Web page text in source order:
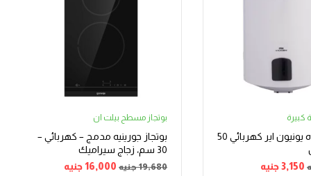
كبيرة
سخان مياه يونيون اير كهربائي 50
3,150جنيه
بوتجاز مسطح بيلت ان
بوتجاز جورينيه مدمج – كهربائي –
30 سم، زجاج سيراميك
19,680جنيه 16,000جنيه